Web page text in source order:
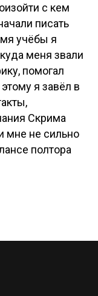
с кем
писать
учёбы я
меня звали
помогал
я завёл в
Скрима
мне не сильно
полтора